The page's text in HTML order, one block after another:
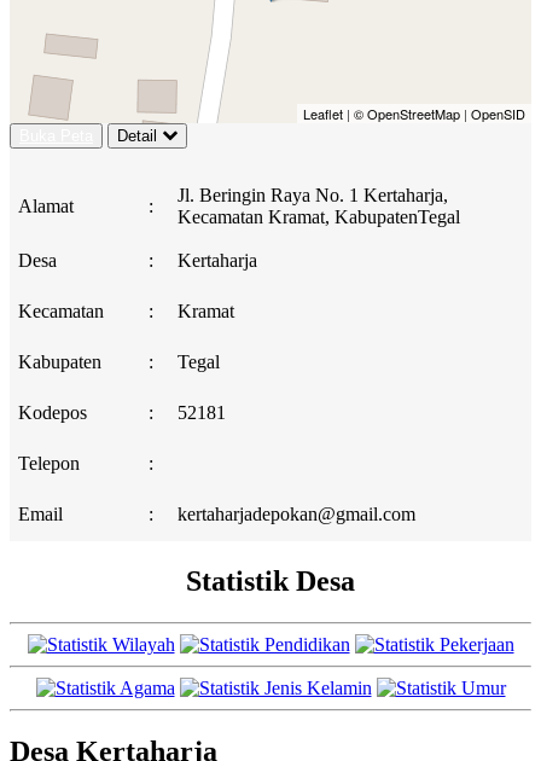
Leaflet | © OpenStreetMap | OpenSID
Detail
Alamat :
Jl. Beringin Raya No. 1 Kertaharja,
Kecamatan Kramat, KabupatenTegal
Desa : Kertaharja
Kecamatan : Kramat
Kabupaten : Tegal
Kodepos : 52181
Telepon :
Email : kertaharjadepokan@gmail.com
Statistik Desa
Desa Kertaharja